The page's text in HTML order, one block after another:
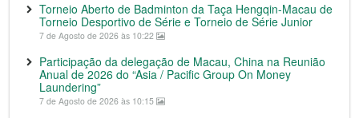
Torneio Aberto de Badminton da Taça Hengqin-Macau de
Torneio Desportivo de Série e Torneio de Série Junior
7 de Agosto de 2026 às 10:22
Participação da delegação de Macau, China na Reunião
Anual de 2026 do “Asia / Pacific Group On Money
Laundering”
7 de Agosto de 2026 às 10:15